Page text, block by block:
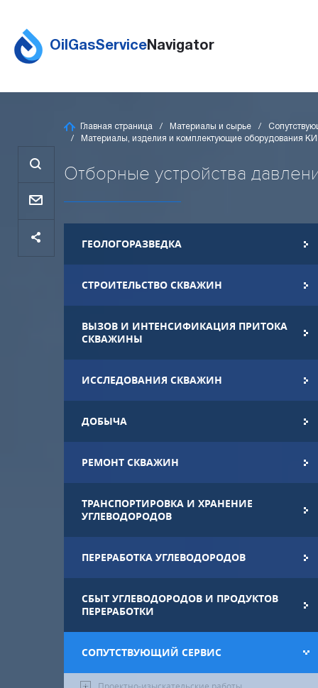
OilGasServiceNavigator
Главная страница Материалы и сырье
Материалы, изделия и комплектующие оборудования
Отборные устройства
ГЕОЛОГОРАЗВЕДКА
СТРОИТЕЛЬСТВО СКВАЖИН
ВЫЗОВ И ИНТЕНСИФИКАЦИЯ ПРИТОКА
СКВАЖИНЫ
ИССЛЕДОВАНИЯ СКВАЖИН
ДОБЫЧА
РЕМОНТ СКВАЖИН
ТРАНСПОРТИРОВКА И ХРАНЕНИЕ
УГЛЕВОДОРОДОВ
ПЕРЕРАБОТКА УГЛЕВОДОРОДОВ
СБЫТ УГЛЕВОДОРОДОВ И ПРОДУКТОВ
ПЕРЕРАБОТКИ
СОПУТСТВУЮЩИЙ СЕРВИС